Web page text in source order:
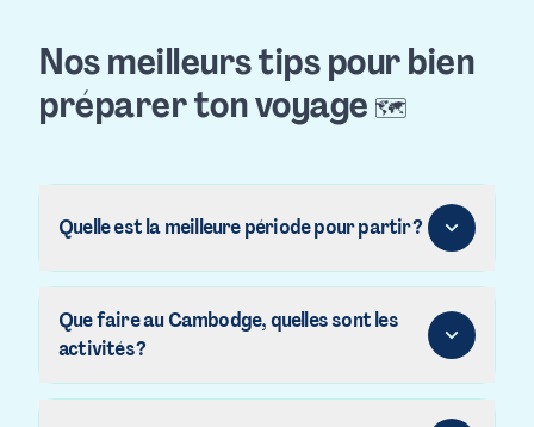
Nos meilleurs tips pour bien
préparer ton voyage 🗺️
Quelle est la meilleure période pour partir ?
Que faire au Cambodge, quelles sont les
activités ?